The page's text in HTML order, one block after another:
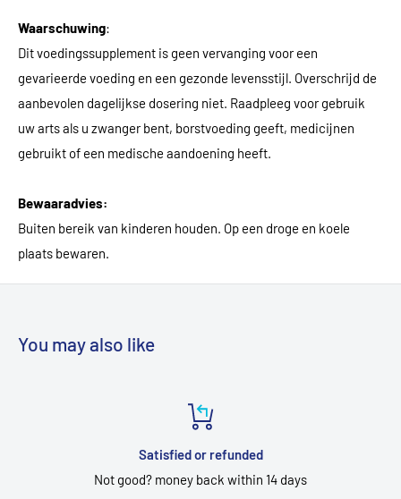
Waarschuwing:
Dit voedingssupplement is geen vervanging voor een
gevarieerde voeding en een gezonde levensstijl. Overschrijd de
aanbevolen dagelijkse dosering niet. Raadpleeg voor gebruik
uw arts als u zwanger bent, borstvoeding geeft, medicijnen
gebruikt of een medische aandoening heeft.
Bewaaradvies:
Buiten bereik van kinderen houden. Op een droge en koele
plaats bewaren.
You may also like
Satisfied or refunded
Not good? money back within 14 days